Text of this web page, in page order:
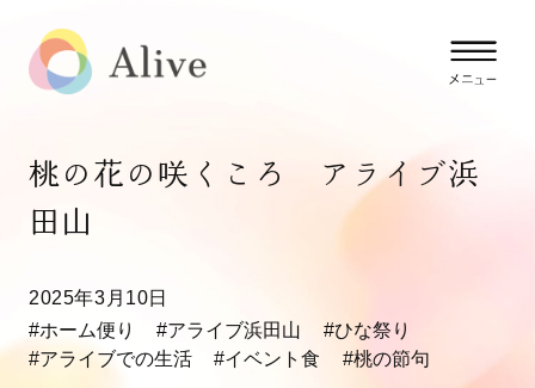
桃の花の咲くころ アライブ浜
田山
2025年3月10日
#ホーム便り
#アライブ浜田山
#ひな祭り
#アライブでの生活
#イベント食 #桃の節句